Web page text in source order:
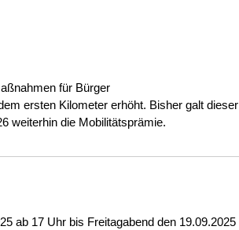
für Bürger
ersten Kilometer erhöht. Bisher galt dieser
weiterhin die Mobilitätsprämie.
ab 17 Uhr bis Freitagabend den 19.09.2025